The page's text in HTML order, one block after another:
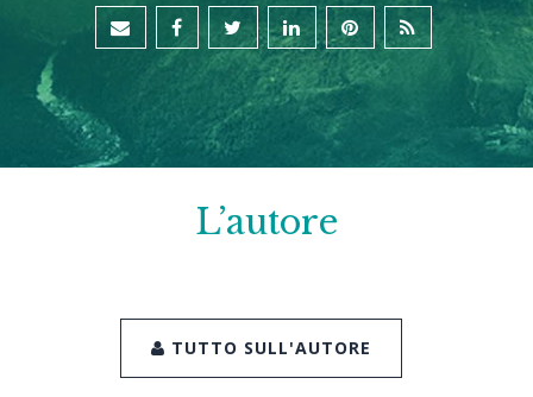
L’autore
TUTTO SULL'AUTORE